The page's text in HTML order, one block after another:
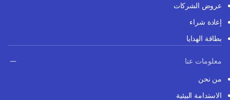
عروض الشركات
إعادة شراء
بطاقة الهدايا
معلومات عنا
من نحن
الاستدامة البيئية